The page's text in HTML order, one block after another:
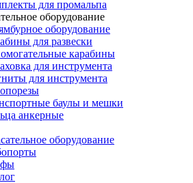
для промальпа
оборудование
оборудование
для развески
карабины
для инструмента
для инструмента
баулы и мешки
анкерные
оборудование